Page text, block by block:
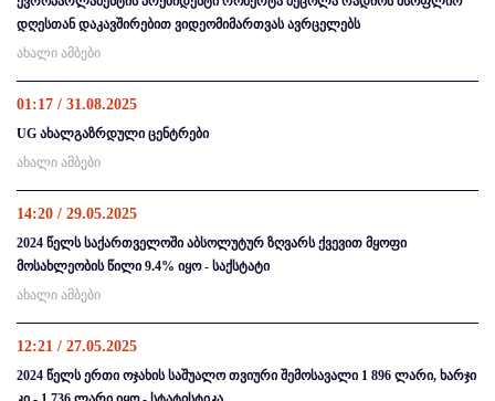
დღესთან დაკავშირებით ვიდეომიმართვას ავრცელებს
ახალი ამბები
01:17 / 31.08.2025
UG ახალგაზრდული ცენტრები
ახალი ამბები
14:20 / 29.05.2025
2024 წელს საქართველოში აბსოლუტურ ზღვარს ქვევით მყოფი
მოსახლეობის წილი 9.4% იყო - საქსტატი
ახალი ამბები
12:21 / 27.05.2025
2024 წელს ერთი ოჯახის საშუალო თვიური შემოსავალი 1 896 ლარი, ხარჯი